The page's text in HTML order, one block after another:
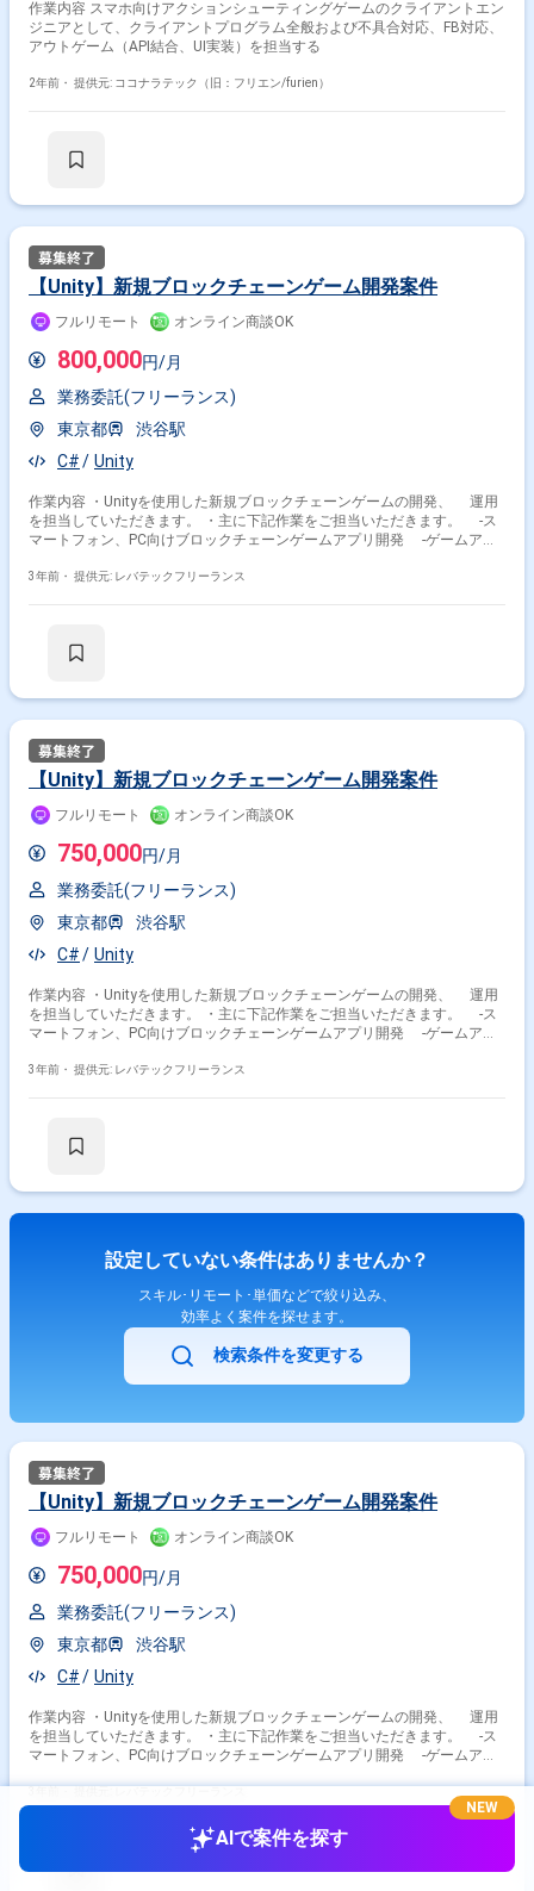
作業内容 スマホ向けアクションシューティングゲームのクライアントエン
ジニアとして、クライアントプログラム全般および不具合対応、FB対応、
アウトゲーム（API結合、UI実装）を担当する
2年前・ 提供元: ココナラテック（旧：フリエン/furien）
【Unity】新規ブロックチェーンゲーム開発案件
フルリモート オンライン商談OK
800,000円/月
業務委託(フリーランス)
東京都
渋谷駅
C#
Unity
作業内容 ・Unityを使用した新規ブロックチェーンゲームの開発、 運用
を担当していただきます。 ・主に下記作業をご担当いただきます。 -ス
マートフォン、PC向けブロックチェーンゲームアプリ開発 -ゲームアプ
3年前・ 提供元: レバテックフリーランス
【Unity】新規ブロックチェーンゲーム開発案件
フルリモート オンライン商談OK
750,000円/月
業務委託(フリーランス)
東京都
渋谷駅
C#
Unity
作業内容 ・Unityを使用した新規ブロックチェーンゲームの開発、 運用
を担当していただきます。 ・主に下記作業をご担当いただきます。 -ス
マートフォン、PC向けブロックチェーンゲームアプリ開発 -ゲームアプ
3年前・ 提供元: レバテックフリーランス
設定していない条件はありませんか？
スキル･リモート･単価などで絞り込み、
効率よく案件を探せます。
検索条件を変更する
【Unity】新規ブロックチェーンゲーム開発案件
フルリモート オンライン商談OK
750,000円/月
業務委託(フリーランス)
東京都
渋谷駅
C#
Unity
作業内容 ・Unityを使用した新規ブロックチェーンゲームの開発、 運用
を担当していただきます。 ・主に下記作業をご担当いただきます。 -ス
マートフォン、PC向けブロックチェーンゲームアプリ開発 -ゲームアプ
AIで案件を探す
NEW